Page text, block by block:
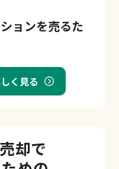
ョンを売るた
く見る
却で